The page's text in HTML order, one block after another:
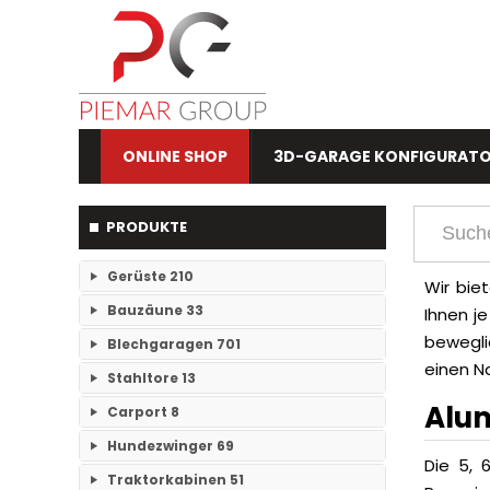
ONLINE SHOP 3D-GARAGE
PRODUKTE
Gerüste 210
RAM- 1 Gerüst Breite 73 109
RAM-2 Gerüst Breite 70 101
Bauzäune 33
Einzelteile Bauzäune 7
Bauzäune SET 26
Blechgaragen 701
Einzelgaragen 89
Doppelgaragen 59
3-Fachgaragen
Stahltore13
Keine Unterkategorien
Carport 8
Keine Unterkategorien
Hundezwinger 69
Keine Unterkategorien
Traktorkabinen 51
Wir
Ihnen
einen
Die 5,